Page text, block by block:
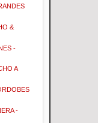
&
-
A
-